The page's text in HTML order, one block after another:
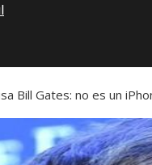
Bill Gates: no es un